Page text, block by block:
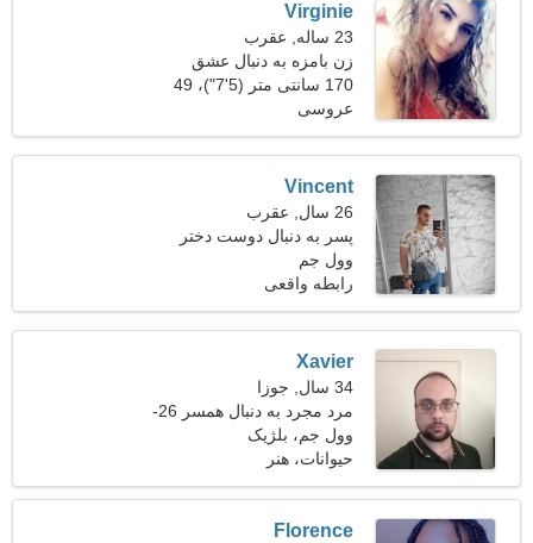
Virginie
23 ساله, عقرب
زن بامزه به دنبال عشق
واقعی
170 سانتی متر (5'7")، 49
کیلوگرم (108 پوند)
عروسی
Vincent
26 سال, عقرب
پسر به دنبال دوست دختر
است 25-29
وول جم
رابطه واقعی
Xavier
34 سال, جوزا
مرد مجرد به دنبال همسر 26-
29
وول جم، بلژیک
حیوانات، هنر
Florence